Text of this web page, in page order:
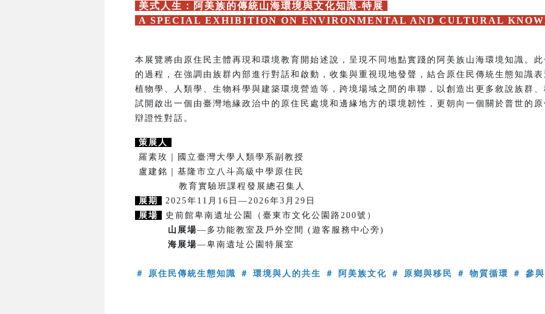
美式人生：阿美族的傳統山海環境與文化知識-特展
A SPECIAL EXHIBITION ON ENVIRONMENTAL AND CULTURAL
本展覽將由原住民主體再現和環境教育開始述說，呈現不同地點實踐的阿美族山海環境知識。
的過程，在強調由族群內部進行對話和啟動，收集與重視現地發聲，結合原住民傳統生態知識
植物學、人類學、生物科學與建築環境營造等，跨境場域之間的串聯，以創造出更多敘說族群
試開啟出一個由臺灣地緣政治中的原住民處境和邊緣地方的環境韌性，更朝向一個關於普世的
辯證性對話。
策展人
羅素玫｜國立臺灣大學人類學系副教授
盧建銘｜基隆市立八斗高級中學原住民
教育實驗班課程發展總召集人
展期
2025年11月16日—2026年3月29日
展場
史前館卑南遺址公園（臺東市文化公園路200號）
山展場—多功能教室及戶外空間 (遊客服務中心旁)
海展場—卑南遺址公園特展室
＃ 原住民傳統生態知識 ＃ 環境與人的共生 ＃ 阿美族文化 ＃ 原鄉與移民 ＃ 物質循環 ＃ 參